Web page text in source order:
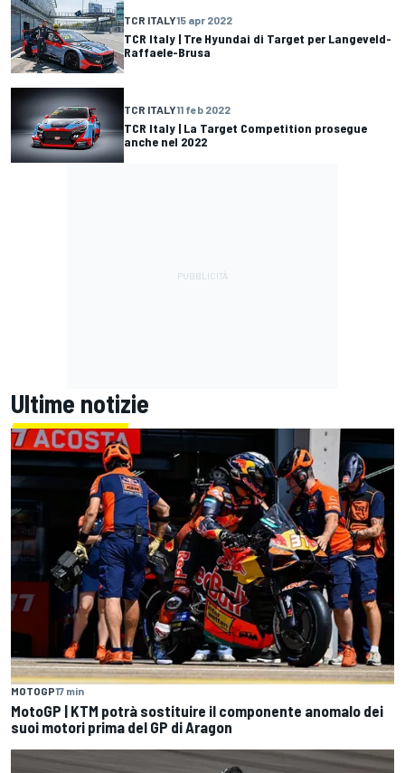
TCR ITALY15 apr 2022
TCR Italy | Tre Hyundai di Target per Langeveld-
Raffaele-Brusa
TCR ITALY11 feb 2022
TCR Italy | La Target Competition prosegue
anche nel 2022
Ultime notizie
MOTOGP17 min
MotoGP | KTM potrà sostituire il componente anomalo dei
suoi motori prima del GP di Aragon